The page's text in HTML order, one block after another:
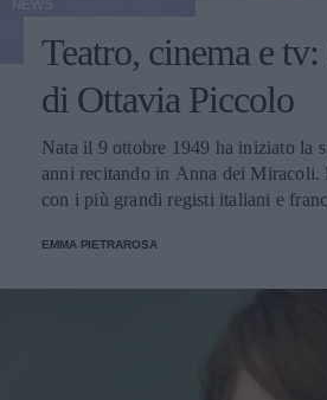
Teatro, cinema e
di Ottavia Piccolo
Nata il 9 ottobre 1949 ha iniziato la
anni recitando in Anna dei Miracoli.
con i più grandi registi italiani e
sindaco di Palermo.
EMMA PIETRAROSA